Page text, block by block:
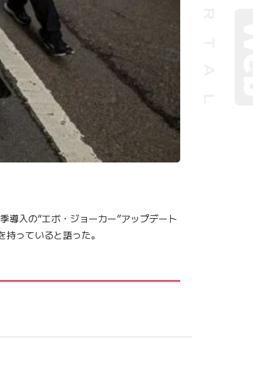
導入の“エボ・ジョーカー”アップデート
っていると語った。